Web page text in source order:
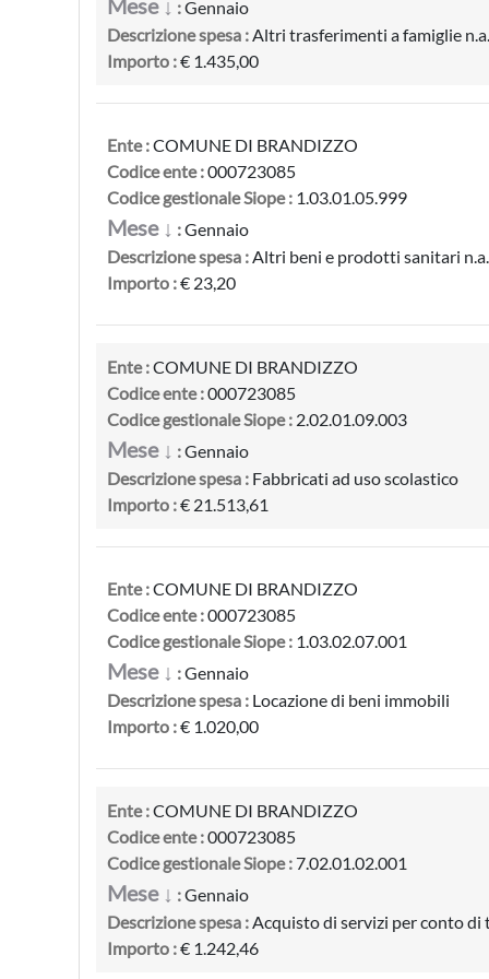
Mese ↓ :Gennaio
Descrizione spesa :Altri trasferimenti a famiglie
Importo :€ 1.435,00
Ente :COMUNE DI BRANDIZZO
Codice ente :000723085
Codice gestionale Siope : 1.03.01.05.999
Mese ↓ :Gennaio
Descrizione spesa :Altri beni e prodotti sanitari
Importo :€ 23,20
Ente :COMUNE DI BRANDIZZO
Codice ente :000723085
Codice gestionale Siope : 2.02.01.09.003
Mese ↓ :Gennaio
Descrizione spesa : Fabbricati ad uso scolastico
Importo :€ 21.513,61
Ente :COMUNE DI BRANDIZZO
Codice ente :000723085
Codice gestionale Siope : 1.03.02.07.001
Mese ↓ :Gennaio
Descrizione spesa : Locazione di beni immobili
Importo :€ 1.020,00
Ente :COMUNE DI BRANDIZZO
Codice ente :000723085
Codice gestionale Siope :7.02.01.02.001
Mese ↓ :Gennaio
Descrizione spesa :Acquisto di servizi per conto di
Importo :€ 1.242,46